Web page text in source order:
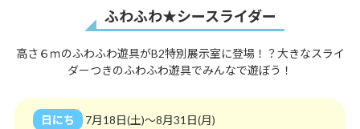
ふわふわ★シースライダー
高さ６ｍのふわふわ遊具がB2特別展示室に登場！？大きなスライ
ダーつきのふわふわ遊具でみんなで遊ぼう！
日にち
7月18日(土)～8月31日(月)